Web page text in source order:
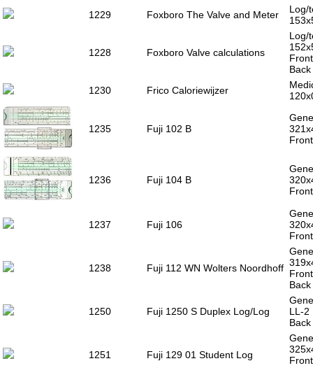
1229
Foxboro The Valve and Meter
Log/
1228 Foxboro Valve calculations
Log/
1230
Frico Caloriewijzer
1235 Fuji 102 B
1236 Fuji 104 B
1237 Fuji 106
1238 Fuji 112 WN Wolters Noordhoff
1250 Fuji 1250 S Duplex Log/Log
LL-2
1251 Fuji 129 01 Student Log